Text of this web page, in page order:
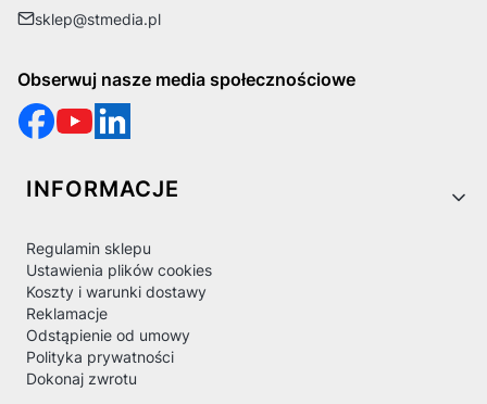
sklep@stmedia.pl
Obserwuj nasze media społecznościowe
Linki w stopce
INFORMACJE
Regulamin sklepu
Ustawienia plików cookies
Koszty i warunki dostawy
Reklamacje
Odstąpienie od umowy
Polityka prywatności
Dokonaj zwrotu